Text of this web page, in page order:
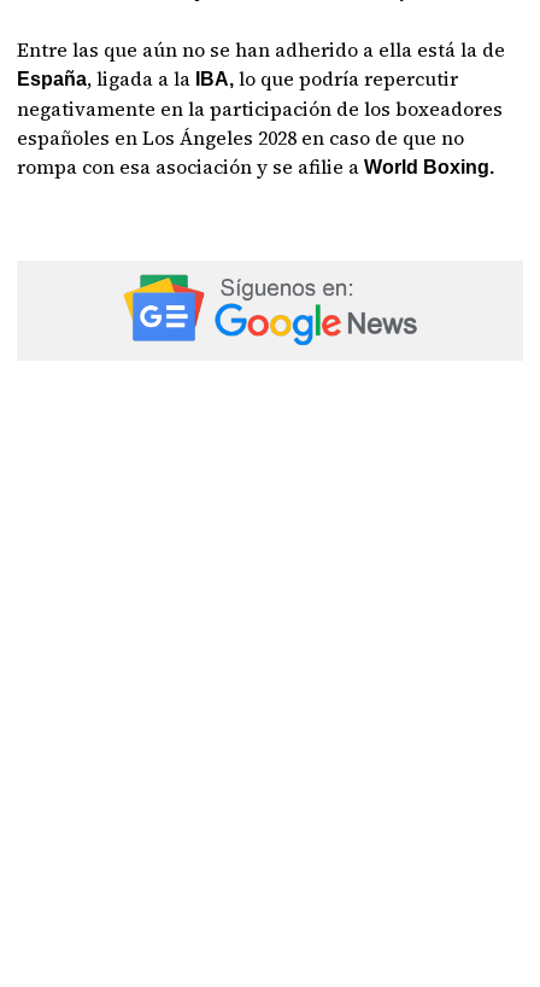
Entre las que aún no se han adherido a ella está la de
España, ligada a la IBA, lo que podría repercutir
negativamente en la participación de los boxeadores
españoles en Los Ángeles 2028 en caso de que no
rompa con esa asociación y se afilie aWorld Boxing.